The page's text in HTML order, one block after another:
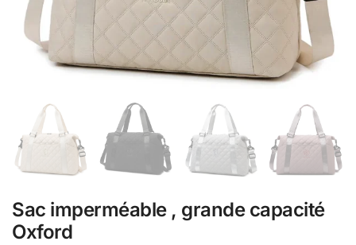
Sac imperméable , grande capacité
Oxford